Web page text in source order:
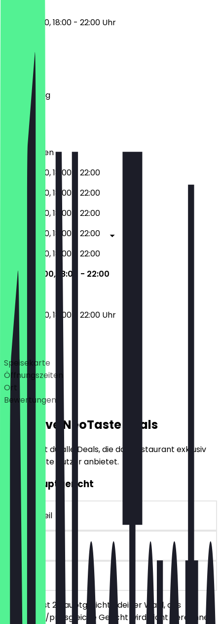
12:00 - 15:00, 18:00 - 22:00 Uhr
Dienstag
Mittwoch
Donnerstag
Freitag
Samstag
Sonntag
Geschlossen
12:00 - 15:00, 18:00 - 22:00
12:00 - 15:00, 18:00 - 22:00
12:00 - 15:00, 18:00 - 22:00
12:00 - 15:00, 18:00 - 22:00
12:00 - 15:00, 18:00 - 22:00
12:00 - 15:00, 18:00 - 22:00
12:00 - 15:00, 18:00 - 22:00 Uhr
Deals
Speisekarte
Öffnungszeiten
Ort
Bewertungen
Exklusive NeoTaste Deals
Hier findest du alle Deals, die das Restaurant exklusiv
für NeoTaste Nutzer anbietet.
2für1 Hauptgericht
~12 € Vorteil
30 Tage
vor Ort
Du bestellst 2 Hauptgerichte deiner Wahl, das
günstigere/preisgleiche Gericht wird nicht berechnet.